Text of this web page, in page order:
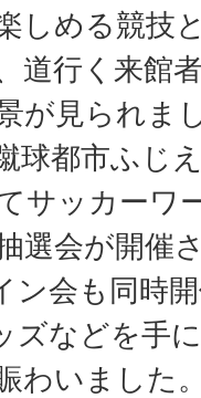
しめる競技
道行く来館
が見られま
球都市ふじ
サッカーワ
選会が開催
ン会も同時
ズなどを手
わいました